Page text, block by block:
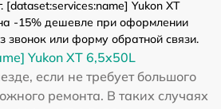
[dataset:services:name] Yukon XT
-15% дешевле при оформлении
звонок или форму обратной связи.
Yukon XT 6,5x50L
если не требует большого
ремонта. В таких случаях